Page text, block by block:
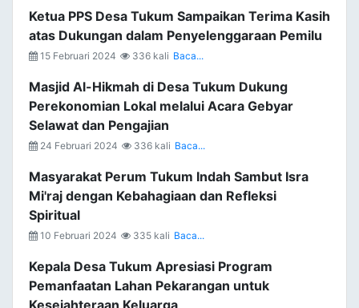
Ketua PPS Desa Tukum Sampaikan Terima Kasih
atas Dukungan dalam Penyelenggaraan Pemilu
15 Februari 2024 336 kali Baca...
Masjid Al-Hikmah di Desa Tukum Dukung
Perekonomian Lokal melalui Acara Gebyar
Selawat dan Pengajian
24 Februari 2024 336 kali Baca...
Masyarakat Perum Tukum Indah Sambut Isra
Mi'raj dengan Kebahagiaan dan Refleksi
Spiritual
10 Februari 2024 335 kali Baca...
Kepala Desa Tukum Apresiasi Program
Pemanfaatan Lahan Pekarangan untuk
Kesejahteraan Keluarga